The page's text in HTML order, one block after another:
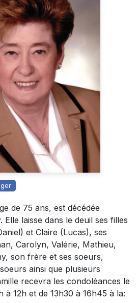
de 75 ans, est décédée
Elle laisse dans le deuil ses filles
et Claire (Lucas), ses
Carolyn, Valérie, Mathieu,
son frère et ses soeurs,
ainsi que plusieurs
recevra les condoléances le
à 12h et de 13h30 à 16h45 à la: